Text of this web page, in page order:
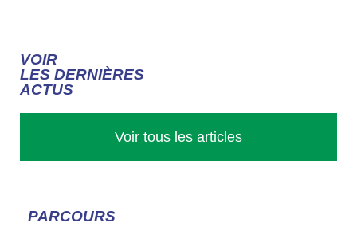
VOIR
LES DERNIÈRES
ACTUS
Voir tous les articles
PARCOURS